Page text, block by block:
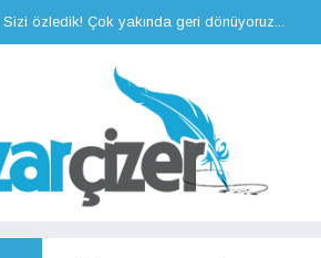
Sizi özledik! Çok yakında geri dönüyoruz...